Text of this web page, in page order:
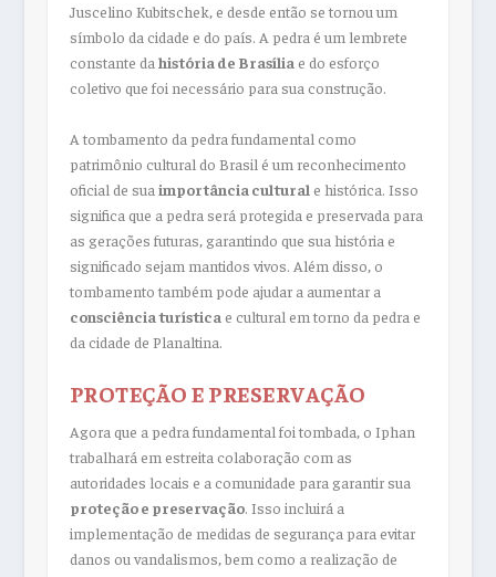
Juscelino Kubitschek, e desde então se tornou um
símbolo da cidade e do país. A pedra é um lembrete
constante da história de Brasília e do esforço
coletivo que foi necessário para sua construção.
A tombamento da pedra fundamental como
patrimônio cultural do Brasil é um reconhecimento
oficial de sua importância cultural e histórica. Isso
significa que a pedra será protegida e preservada para
as gerações futuras, garantindo que sua história e
significado sejam mantidos vivos. Além disso, o
tombamento também pode ajudar a aumentar a
consciência turística e cultural em torno da pedra e
da cidade de Planaltina.
PROTEÇÃO E PRESERVAÇÃO
Agora que a pedra fundamental foi tombada, o Iphan
trabalhará em estreita colaboração com as
autoridades locais e a comunidade para garantir sua
proteção e preservação. Isso incluirá a
implementação de medidas de segurança para evitar
danos ou vandalismos, bem como a realização de